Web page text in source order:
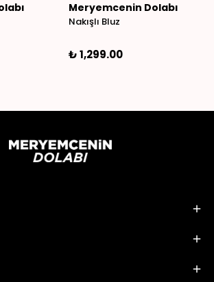
Meryemcenin Dolabı
Nakışlı Bluz
₺ 1,299.00